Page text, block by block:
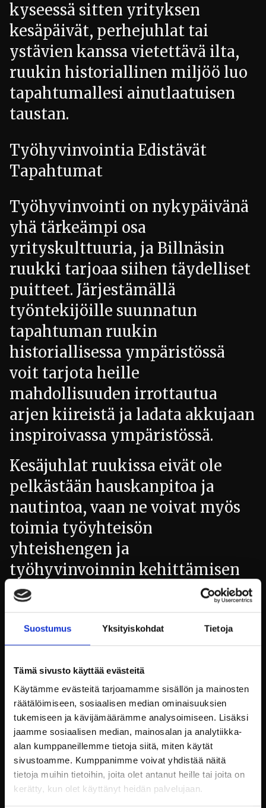
Suostumus Yksityiskohdat Tietoja
Tämä sivusto käyttää evästeitä
Käytämme evästeitä tarjoamamme sisällön ja mainosten
räätälöimiseen, sosiaalisen median ominaisuuksien
tukemiseen ja kävijämäärämme analysoimiseen. Lisäksi
jaamme sosiaalisen median, mainosalan ja analytiikka-
alan kumppaneillemme tietoja siitä, miten käytät
sivustoamme. Kumppanimme voivat yhdistää näitä
tietoja muihin tietoihin, joita olet antanut heille tai joita on
kerätty, kun olet käyttänyt heidän palvelujaan.
kyseessä sitten yrityksen
kesäpäivät, perhejuhlat tai
ystävien kanssa vietettävä ilta,
ruukin historiallinen miljöö luo
tapahtumallesi ainutlaatuisen
taustan.
Työhyvinvointia Edistävät
Tapahtumat
Työhyvinvointi on nykypäivänä
yhä tärkeämpi osa
yrityskulttuuria, ja Billnäsin
ruukki tarjoaa siihen täydelliset
puitteet. Järjestämällä
työntekijöille suunnatun
tapahtuman ruukin
historiallisessa ympäristössä
voit tarjota heille
mahdollisuuden irrottautua
arjen kiireistä ja ladata akkujaan
inspiroivassa ympäristössä.
Kesäjuhlat ruukissa eivät ole
pelkästään hauskanpitoa ja
nautintoa, vaan ne voivat myös
toimia työyhteisön
yhteishengen ja
työhyvinvoinnin kehittämisen
välineenä. Luonnonkaunis
ympäristö, historialliset
rakennukset ja laadukkaat
työntekijät voivat kokea
yhteenkuuluvuutta ja rentoutua
yhdessä kollegoidensa kanssa.
Laadukkaat Palvelut Jokaiseen
Makuun